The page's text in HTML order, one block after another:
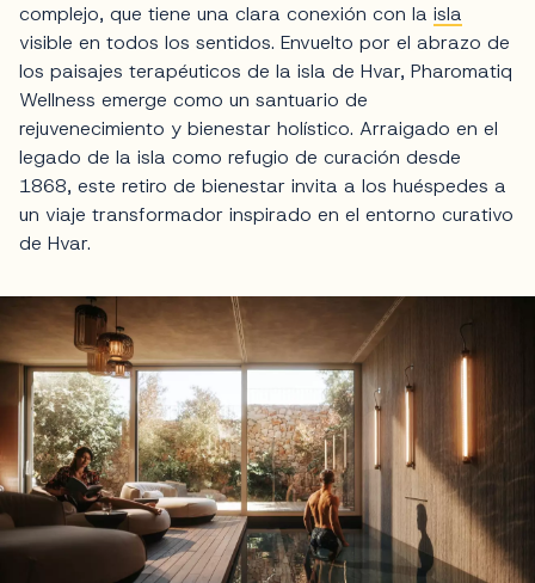
complejo, que tiene una clara conexión con la isla
visible en todos los sentidos. Envuelto por el abrazo de
los paisajes terapéuticos de la isla de Hvar, Pharomatiq
Wellness emerge como un santuario de
rejuvenecimiento y bienestar holístico. Arraigado en el
legado de la isla como refugio de curación desde
1868, este retiro de bienestar invita a los huéspedes a
un viaje transformador inspirado en el entorno curativo
de Hvar.